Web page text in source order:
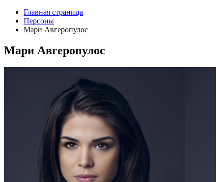
Главная страница
Персоны
Мари Авгеропулос
Мари Авгеропулос